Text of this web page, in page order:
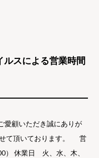
ルスによる営業時間
愛顧いただき誠にありが
せて頂いております。 営
） 休業日 火、水、木、